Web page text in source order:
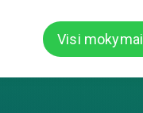
Visi mokymai